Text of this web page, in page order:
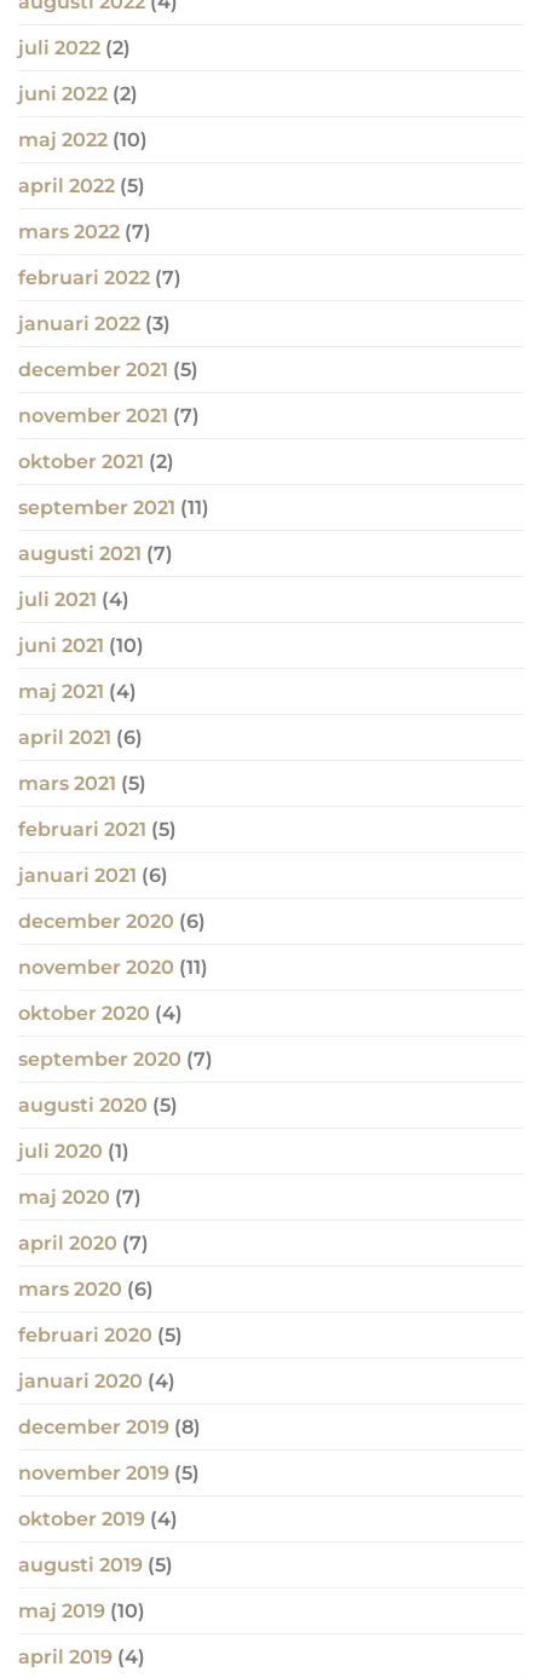
juli 2022 (2)
juni 2022 (2)
maj 2022 (10)
april 2022 (5)
mars 2022 (7)
februari 2022 (7)
januari 2022 (3)
december 2021 (5)
november 2021 (7)
oktober 2021 (2)
september 2021 (11)
augusti 2021 (7)
juli 2021 (4)
juni 2021 (10)
maj 2021 (4)
april 2021 (6)
mars 2021 (5)
februari 2021 (5)
januari 2021 (6)
december 2020 (6)
november 2020 (11)
oktober 2020 (4)
september 2020 (7)
augusti 2020 (5)
juli 2020 (1)
maj 2020 (7)
april 2020 (7)
mars 2020 (6)
februari 2020 (5)
januari 2020 (4)
december 2019 (8)
november 2019 (5)
oktober 2019 (4)
augusti 2019 (5)
maj 2019 (10)
april 2019 (4)